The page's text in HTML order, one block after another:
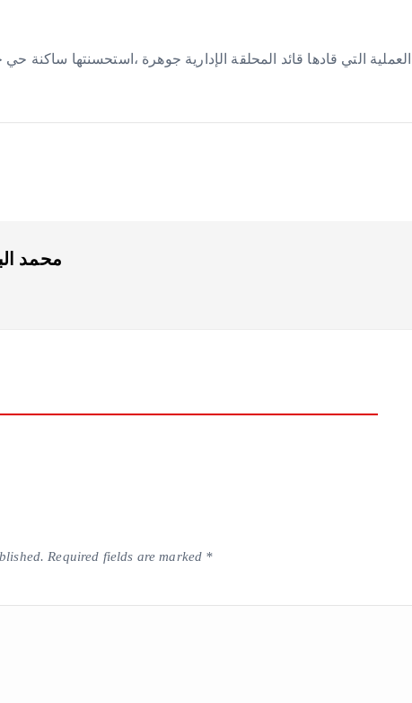
العملية التي قادها قائد المحلقة الإدارية جوهرة ،استحسنتها
محمد
Required fields are marked *